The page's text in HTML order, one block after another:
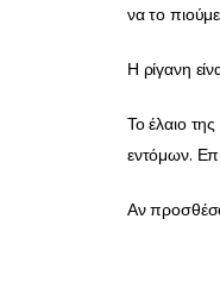
να το
Η ρίγανη
Το έλαιο
εντόμων.
Αν